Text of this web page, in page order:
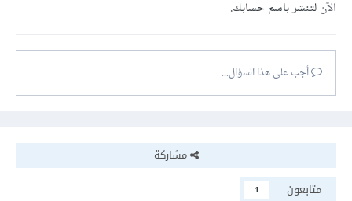
الآنلتنشر باسم حسابك.
أجب على هذا السؤال...
مشاركة
متابعون
1